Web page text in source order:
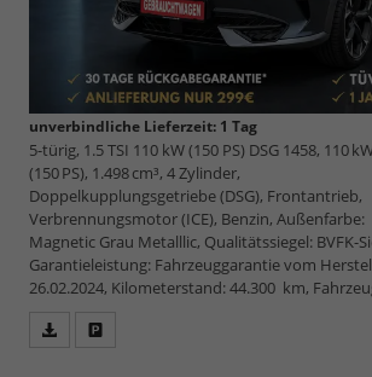
unverbindliche Lieferzeit: 1 Tag
5-türig, 1.5 TSI 110 kW (150 PS) DSG 1458, 110
(150 PS), 1.498 cm³, 4 Zylinder,
Doppelkupplungsgetriebe (DSG), Frontantrieb,
Verbrennungsmotor (ICE), Benzin, Außenfarbe:
Magnetic Grau Metalllic, Qualitätssiegel: BVFK-
Garantieleistung: Fahrzeuggarantie vom
26.02.2024, Kilometerstand: 44.300 km,